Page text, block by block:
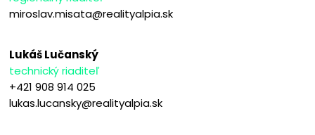
miroslav.misata@realityalpia.sk
Lukáš Lučanský
technický riaditeľ
+421 908 914 025
lukas.lucansky@realityalpia.sk